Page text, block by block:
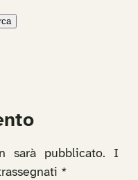
pubblicato.
I
*